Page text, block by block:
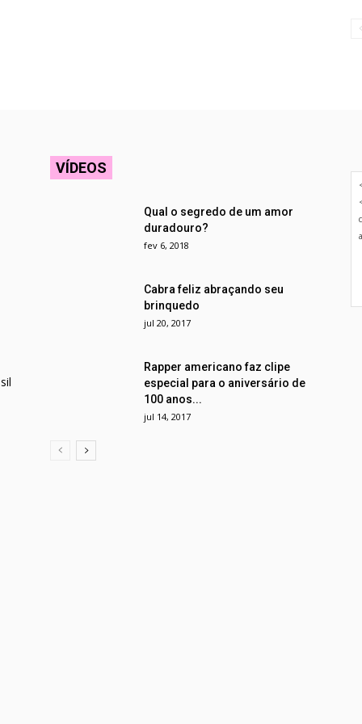
VÍDEOS
Qual o segredo de um amor
duradouro?
fev 6, 2018
Cabra feliz abraçando seu
brinquedo
jul 20, 2017
Rapper americano faz clipe
especial para o aniversário de
100 anos...
jul 14, 2017